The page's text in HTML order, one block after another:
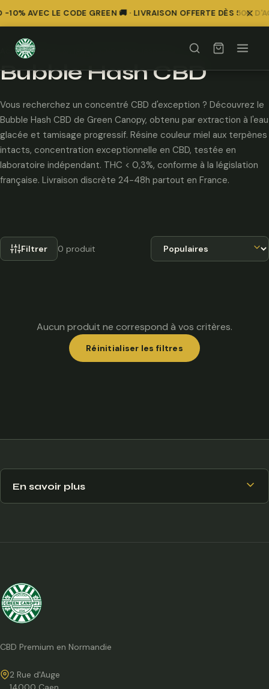
10% AVEC LE CODE GREEN 🚚 · LIVRAISON OFFERTE DÈS 50€
Accueil/Résines & Hash CBD
Bubble Hash CBD
Vous recherchez un concentré CBD d'exception ? Découvrez le
Bubble Hash CBD de Green Canopy, obtenu par extraction à l'eau
glacée et tamisage progressif. Résine couleur miel aux terpènes
intacts, concentration exceptionnelle en CBD, testée en
laboratoire indépendant. THC < 0,3%, conforme à la législation
française. Livraison discrète 24-48h partout en France.
Filtrer 0 produit Trier par
Aucun produit ne correspond à vos critères.
Réinitialiser les filtres
En savoir plus
CBD Premium en Normandie
2 Rue d'Auge